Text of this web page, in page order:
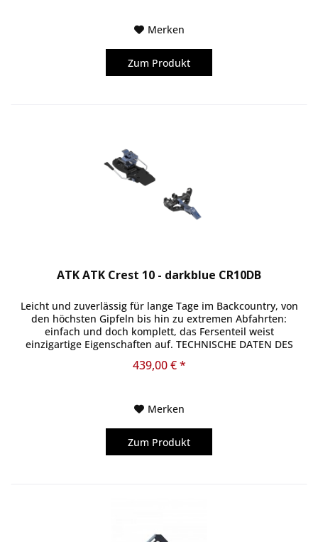
Merken
Zum Produkt
ATK ATK Crest 10 - darkblue CR10DB
Leicht und zuverlässig für lange Tage im Backcountry, von
den höchsten Gipfeln bis hin zu extremen Abfahrten:
einfach und doch komplett, das Fersenteil weist
einzigartige Eigenschaften auf. TECHNISCHE DATEN DES
439,00 € *
Merken
Zum Produkt